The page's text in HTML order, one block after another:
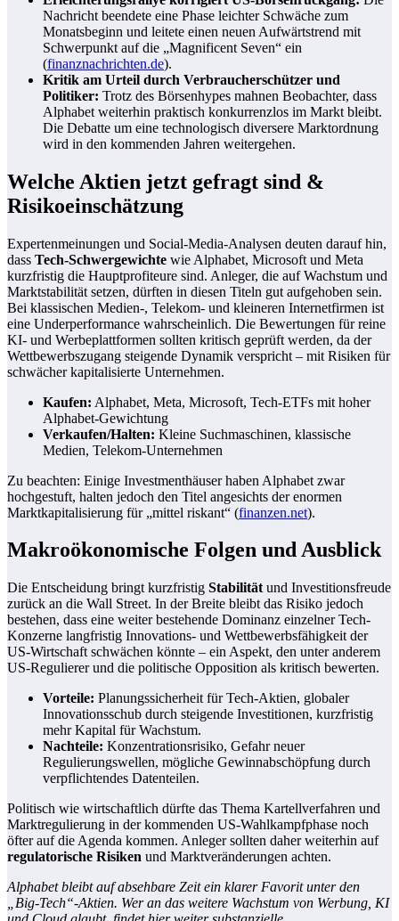
Nachricht beendete eine Phase leichter Schwäche zum
Monatsbeginn und leitete einen neuen Aufwärtstrend mit
Schwerpunkt auf die „Magnificent Seven“ ein
(finanznachrichten.de).
Kritik am Urteil durch Verbraucherschützer und
Politiker: Trotz des Börsenhypes mahnen Beobachter, dass
Alphabet weiterhin praktisch konkurrenzlos im Markt bleibt.
Die Debatte um eine technologisch diversere Marktordnung
wird in den kommenden Jahren weitergehen.
Welche Aktien jetzt gefragt sind &
Risikoeinschätzung
Expertenmeinungen und Social-Media-Analysen deuten darauf hin,
dass Tech-Schwergewichte wie Alphabet, Microsoft und Meta
kurzfristig die Hauptprofiteure sind. Anleger, die auf Wachstum und
Marktstabilität setzen, dürften in diesen Titeln gut aufgehoben sein.
Bei klassischen Medien-, Telekom- und kleineren Internetfirmen ist
eine Underperformance wahrscheinlich. Die Bewertungen für reine
KI- und Werbeplattformen sollten kritisch geprüft werden, da der
Wettbewerbszugang steigende Dynamik verspricht – mit Risiken für
schwächer kapitalisierte Unternehmen.
Kaufen: Alphabet, Meta, Microsoft, Tech-ETFs mit hoher
Alphabet-Gewichtung
Verkaufen/Halten: Kleine Suchmaschinen, klassische
Medien, Telekom-Unternehmen
Zu beachten: Einige Investmenthäuser haben Alphabet zwar
hochgestuft, halten jedoch den Titel angesichts der enormen
Marktkapitalisierung für „mittel riskant“ (finanzen.net).
Makroökonomische Folgen und Ausblick
Die Entscheidung bringt kurzfristig Stabilität und Investitionsfreude
zurück an die Wall Street. In der Breite bleibt das Risiko jedoch
bestehen, dass eine weiter bestehende Dominanz einzelner Tech-
Konzerne langfristig Innovations- und Wettbewerbsfähigkeit der
US-Wirtschaft schwächen könnte – ein Aspekt, den unter anderem
US-Regulierer und die politische Opposition als kritisch bewerten.
Vorteile: Planungssicherheit für Tech-Aktien, globaler
Innovationsschub durch steigende Investitionen, kurzfristig
mehr Kapital für Wachstum.
Nachteile: Konzentrationsrisiko, Gefahr neuer
Regulierungswellen, mögliche Gewinnabschöpfung durch
verpflichtendes Datenteilen.
Politisch wie wirtschaftlich dürfte das Thema Kartellverfahren und
Marktregulierung in der kommenden US-Wahlkampfphase noch
öfter auf die Agenda kommen. Anleger sollten daher weiterhin auf
regulatorische Risiken und Marktveränderungen achten.
Alphabet bleibt auf absehbare Zeit ein klarer Favorit unter den
„Big-Tech“-Aktien. Wer an das weitere Wachstum von Werbung, KI